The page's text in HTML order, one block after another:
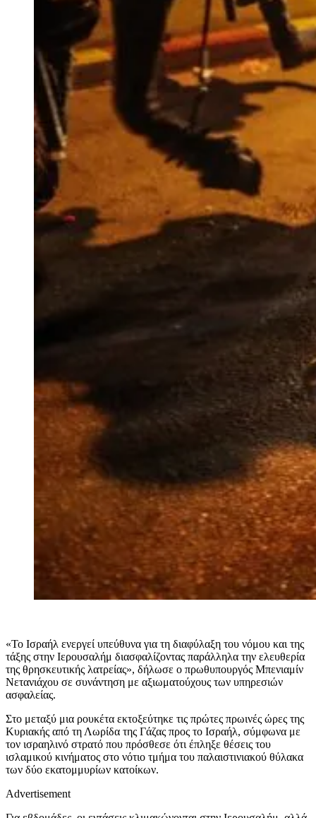
«Το Ισραήλ ενεργεί υπεύθυνα για τη διαφύλαξη του νόμου και της
τάξης στην Ιερουσαλήμ διασφαλίζοντας παράλληλα την ελευθερία
της θρησκευτικής λατρείας», δήλωσε ο πρωθυπουργός Μπενιαμίν
Νετανιάχου σε συνάντηση με αξιωματούχους των υπηρεσιών
ασφαλείας.
Στο μεταξύ μια ρουκέτα εκτοξεύτηκε τις πρώτες πρωινές ώρες της
Κυριακής από τη Λωρίδα της Γάζας προς το Ισραήλ, σύμφωνα με
τον ισραηλινό στρατό που πρόσθεσε ότι έπληξε θέσεις του
ισλαμικού κινήματος στο νότιο τμήμα του παλαιστινιακού θύλακα
των δύο εκατομμυρίων κατοίκων.
Advertisement